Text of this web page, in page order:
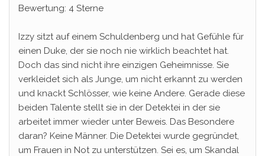
Bewertung: 4 Sterne
Izzy sitzt auf einem Schuldenberg und hat Gefühle für
einen Duke, der sie noch nie wirklich beachtet hat.
Doch das sind nicht ihre einzigen Geheimnisse. Sie
verkleidet sich als Junge, um nicht erkannt zu werden
und knackt Schlösser, wie keine Andere. Gerade diese
beiden Talente stellt sie in der Detektei in der sie
arbeitet immer wieder unter Beweis. Das Besondere
daran? Keine Männer. Die Detektei wurde gegründet,
um Frauen in Not zu unterstützen. Sei es, um Skandal